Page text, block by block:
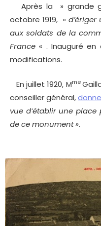
Après la » grande
octobre 1919, »
aux soldats de la
France« . Inauguré en
modifications.
En juillet 1920, Mme
conseiller général,
vue d’établir une
de ce monument ».